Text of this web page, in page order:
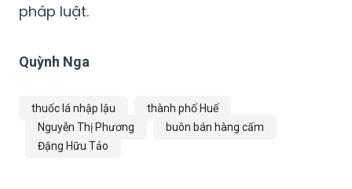
pháp luật.
Quỳnh Nga
thuốc lá nhập lậu
thành phố Huế
Nguyễn Thị Phương
buôn bán hàng cấm
Đặng Hữu Tảo